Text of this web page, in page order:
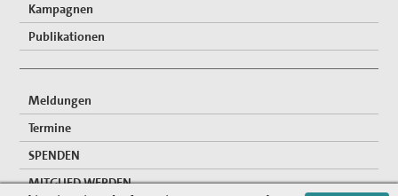
Kampagnen
Publikationen
Meldungen
Termine
SPENDEN
MITGLIED WERDEN